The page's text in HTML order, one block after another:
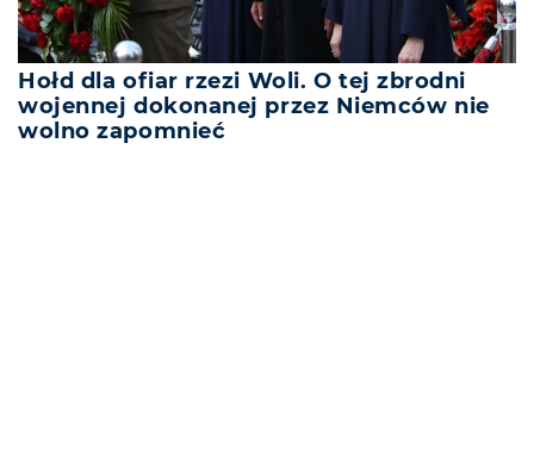
Hołd dla ofiar rzezi Woli. O tej zbrodni
wojennej dokonanej przez Niemców nie
wolno zapomnieć